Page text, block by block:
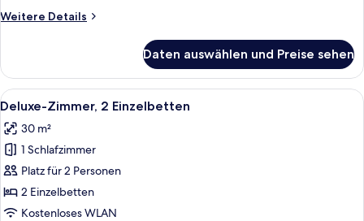
Weitere Details
Weitere
Zimmer,
1 King-
Bett
Daten auswählen und Preise sehen
Alle
Fotos
für
Deluxe-
Zimmer,
2 Einzelbetten
anzeigen
Ein Hotelzimmer mit zwei Betten,
4
Deluxe-Zimmer, 2 Einzelbetten
30 m²
1 Schlafzimmer
Platz für 2 Personen
2 Einzelbetten
Kostenloses WLAN